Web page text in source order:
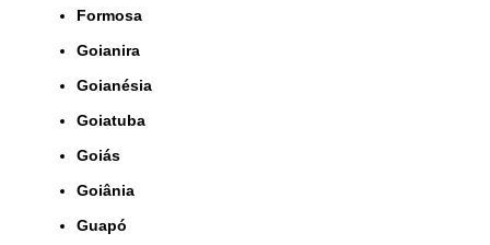
Formosa
Goianira
Goianésia
Goiatuba
Goiás
Goiânia
Guapó